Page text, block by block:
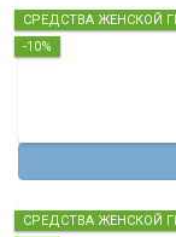
СРЕДСТВА ЖЕНСКОЙ
-10%
СРЕДСТВА ЖЕНСКОЙ